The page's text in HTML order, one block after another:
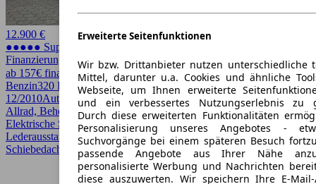
12.900 €
●●●●● Super Preis
Finanzierung möglich
ab 157€ finanzieren ↗
Benzin320 PS (235 kW)23.500 kmEZ
12/2010Automatik Limousine4 Türen
Allrad, Beheizbares Lenkrad, Bi-Xenon Scheinwerfer, Einparkhilfe,
Elektrische Sitze, Garantie, HU/AU neu, Kurvenlicht,
Lederausstattung, Lichtsensor, Regensensor, Scheckheftgepflegt,
Schiebedach, Sitzheizung
Erweiterte Seitenfunktionen
Wir bzw. Drittanbieter nutzen unterschiedliche
Mittel, darunter u.a. Cookies und ähnliche
Webseite, um Ihnen erweiterte
und ein verbessertes Nutzungserlebnis zu
Durch diese erweiterten Funktionalitäten
Personalisierung unseres Angebotes -
Suchvorgänge bei einem späteren Besuch
passende Angebote aus Ihrer Nähe
personalisierte Werbung und Nachrichten
diese auszuwerten. Wir speichern Ihre E-Mail-